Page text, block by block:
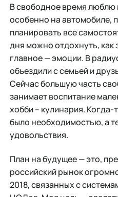
В свободное время люблю
особенно на автомобиле,
планировать все
дня можно отдохнуть, как
главное — эмоции. В
объездили с семьей и
Сейчас большую часть
занимает воспитание
хобби – кулинария.
было необходимостью, а
удовольствия.
План на будущее — это,
российский рынок
2018, связанных с